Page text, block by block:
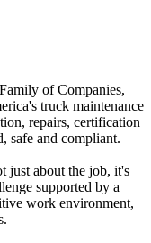
of Companies,
truck maintenance
repairs, certification
safe and compliant.
just about the job, it's
supported by a
work environment,